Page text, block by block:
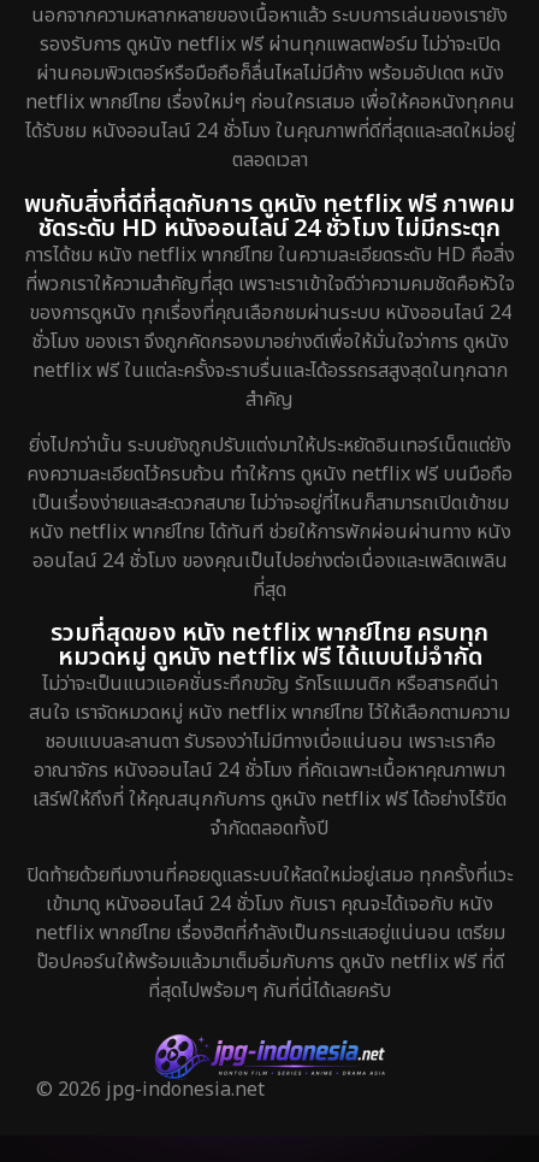
นอกจากความหลากหลายของเนื้อหาแล้ว ระบบการเล่นของเรายัง
รองรับการ ดูหนัง netflix ฟรี ผ่านทุกแพลตฟอร์ม ไม่ว่าจะเปิด
ผ่านคอมพิวเตอร์หรือมือถือก็ลื่นไหลไม่มีค้าง พร้อมอัปเดต หนัง
netflix พากย์ไทย เรื่องใหม่ๆ ก่อนใครเสมอ เพื่อให้คอหนังทุกคน
ได้รับชม หนังออนไลน์ 24 ชั่วโมง ในคุณภาพที่ดีที่สุดและสดใหม่อยู่
ตลอดเวลา
พบกับสิ่งที่ดีที่สุดกับการ ดูหนัง netflix ฟรี ภาพคม
ชัดระดับ HD หนังออนไลน์ 24 ชั่วโมง ไม่มีกระตุก
การได้ชม หนัง netflix พากย์ไทย ในความละเอียดระดับ HD คือสิ่ง
ที่พวกเราให้ความสำคัญที่สุด เพราะเราเข้าใจดีว่าความคมชัดคือหัวใจ
ของการดูหนัง ทุกเรื่องที่คุณเลือกชมผ่านระบบ หนังออนไลน์ 24
ชั่วโมง ของเรา จึงถูกคัดกรองมาอย่างดีเพื่อให้มั่นใจว่าการ ดูหนัง
netflix ฟรี ในแต่ละครั้งจะราบรื่นและได้อรรถรสสูงสุดในทุกฉาก
สำคัญ
ยิ่งไปกว่านั้น ระบบยังถูกปรับแต่งมาให้ประหยัดอินเทอร์เน็ตแต่ยัง
คงความละเอียดไว้ครบถ้วน ทำให้การ ดูหนัง netflix ฟรี บนมือถือ
เป็นเรื่องง่ายและสะดวกสบาย ไม่ว่าจะอยู่ที่ไหนก็สามารถเปิดเข้าชม
หนัง netflix พากย์ไทย ได้ทันที ช่วยให้การพักผ่อนผ่านทาง หนัง
ออนไลน์ 24 ชั่วโมง ของคุณเป็นไปอย่างต่อเนื่องและเพลิดเพลิน
ที่สุด
รวมที่สุดของ หนัง netflix พากย์ไทย ครบทุก
หมวดหมู่ ดูหนัง netflix ฟรี ได้แบบไม่จำกัด
ไม่ว่าจะเป็นแนวแอคชั่นระทึกขวัญ รักโรแมนติก หรือสารคดีน่า
สนใจ เราจัดหมวดหมู่ หนัง netflix พากย์ไทย ไว้ให้เลือกตามความ
ชอบแบบละลานตา รับรองว่าไม่มีทางเบื่อแน่นอน เพราะเราคือ
อาณาจักร หนังออนไลน์ 24 ชั่วโมง ที่คัดเฉพาะเนื้อหาคุณภาพมา
เสิร์ฟให้ถึงที่ ให้คุณสนุกกับการ ดูหนัง netflix ฟรี ได้อย่างไร้ขีด
จำกัดตลอดทั้งปี
ปิดท้ายด้วยทีมงานที่คอยดูแลระบบให้สดใหม่อยู่เสมอ ทุกครั้งที่แวะ
เข้ามาดู หนังออนไลน์ 24 ชั่วโมง กับเรา คุณจะได้เจอกับ หนัง
netflix พากย์ไทย เรื่องฮิตที่กำลังเป็นกระแสอยู่แน่นอน เตรียม
ป๊อปคอร์นให้พร้อมแล้วมาเต็มอิ่มกับการ ดูหนัง netflix ฟรี ที่ดี
ที่สุดไปพร้อมๆ กันที่นี่ได้เลยครับ
© 2026 jpg-indonesia.net